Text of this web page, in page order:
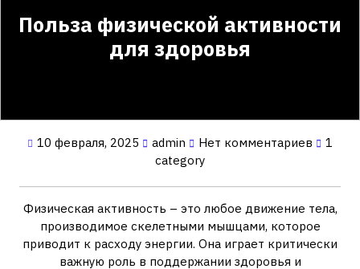
Польза физической активности
для здоровья
10 февраля, 2025 admin Нет комментариев
1
category
Физическая активность – это любое движение тела‚
производимое скелетными мышцами‚ которое
приводит к расходу энергии. Она играет критически
важную роль в поддержании здоровья и